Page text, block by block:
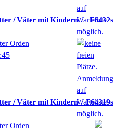
/ Väter mit Kindern
F6432s
Orden
/ Väter mit Kindern
F64319s
Orden